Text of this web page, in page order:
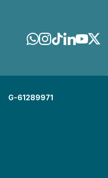
G-61289971